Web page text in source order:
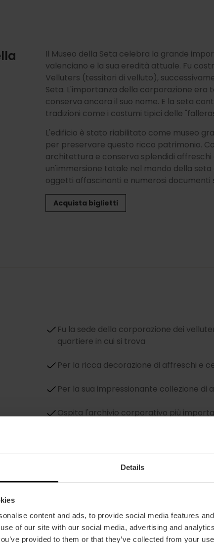
Details
content and ads, to provide social media features
of our site with our social media, advertising and
provided to them or that they’ve collected from your
Il Museo della Seta celebra la grande
valenciano e la sua eredità attuale. Fu
Velluters (tessitori di velluto),
Seta. L'importanza della corporazione era
conserva ancora il suo nome. E la seta
tradizioni come i costumi tipici delle
L'edificio è stato riabilitato come museo
per preservare questo ricco patrimonio.
architettura e conserva splendidi affreschi
un'immersione totale nel mondo della
oggetti affascinanti e numerosi documenti
Acquista biglietti
Fu la sede della corporazione dei
quartiere in cui si trova
Per la ricca decorazione di affreschi e
Per la sua impressionante collezione di
Ospita l'archivio corporativo più
Salone della Fama